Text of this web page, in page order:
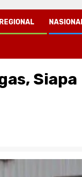
REGIONAL
Siapa